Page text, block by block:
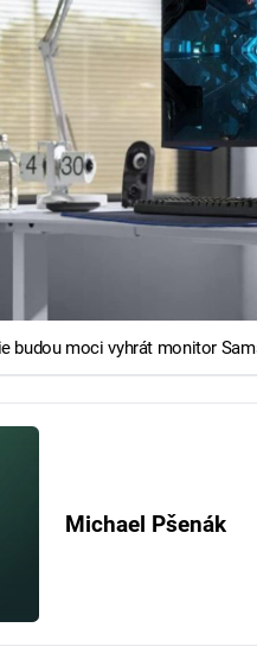
budou moci vyhrát monitor
Michael Pšenák